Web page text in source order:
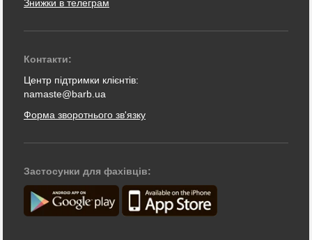
Знижки в телеграм
Контакти:
Центр підтримки клієнтів:
namaste@barb.ua
Форма зворотнього зв'язку
Застосунки для фахівців: